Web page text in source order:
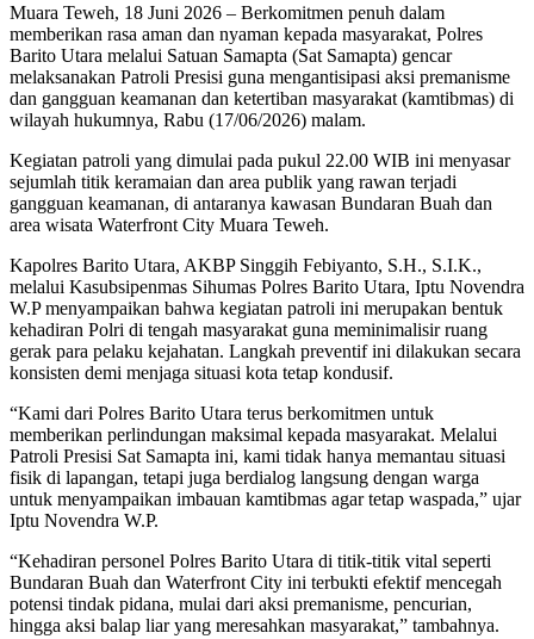
Muara Teweh, 18 Juni 2026 – Berkomitmen penuh dalam
memberikan rasa aman dan nyaman kepada masyarakat, Polres
Barito Utara melalui Satuan Samapta (Sat Samapta) gencar
melaksanakan Patroli Presisi guna mengantisipasi aksi premanisme
dan gangguan keamanan dan ketertiban masyarakat (kamtibmas) di
wilayah hukumnya, Rabu (17/06/2026) malam.
Kegiatan patroli yang dimulai pada pukul 22.00 WIB ini menyasar
sejumlah titik keramaian dan area publik yang rawan terjadi
gangguan keamanan, di antaranya kawasan Bundaran Buah dan
area wisata Waterfront City Muara Teweh.
Kapolres Barito Utara, AKBP Singgih Febiyanto, S.H., S.I.K.,
melalui Kasubsipenmas Sihumas Polres Barito Utara, Iptu Novendra
W.P menyampaikan bahwa kegiatan patroli ini merupakan bentuk
kehadiran Polri di tengah masyarakat guna meminimalisir ruang
gerak para pelaku kejahatan. Langkah preventif ini dilakukan secara
konsisten demi menjaga situasi kota tetap kondusif.
“Kami dari Polres Barito Utara terus berkomitmen untuk
memberikan perlindungan maksimal kepada masyarakat. Melalui
Patroli Presisi Sat Samapta ini, kami tidak hanya memantau situasi
fisik di lapangan, tetapi juga berdialog langsung dengan warga
untuk menyampaikan imbauan kamtibmas agar tetap waspada,” ujar
Iptu Novendra W.P.
“Kehadiran personel Polres Barito Utara di titik-titik vital seperti
Bundaran Buah dan Waterfront City ini terbukti efektif mencegah
potensi tindak pidana, mulai dari aksi premanisme, pencurian,
hingga aksi balap liar yang meresahkan masyarakat,” tambahnya.